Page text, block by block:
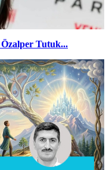
Tutuk...